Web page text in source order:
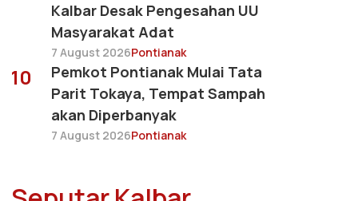
Kalbar Desak Pengesahan UU
Masyarakat Adat
7 August 2026Pontianak
10
Pemkot Pontianak Mulai Tata
Parit Tokaya, Tempat Sampah
akan Diperbanyak
7 August 2026Pontianak